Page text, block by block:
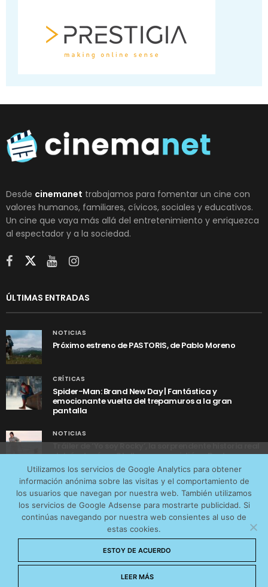
Desde cinemanet trabajamos para fomentar un cine con
valores humanos, familiares, cívicos, sociales y educativos.
Un cine que vaya más allá del entretenimiento y enriquezca
al espectador y a la sociedad.
ÚLTIMAS ENTRADAS
NOTICIAS
Próximo estreno de PASTORIS, de Pablo Moreno
CRÍTICAS
Spider-Man: Brand New Day | Fantástica y
emocionante vuelta del trepamuros a la gran
pantalla
NOTICIAS
Tráiler de ‘Yo soy Rocky’, la sorprendente historia real
detrás de cómo Stallone se convirtió en Rocky
AVISO LEGAL CONTACTO
POLÍTICA DE COOKIES
POLÍTICA DE PRIVACIDAD
© 2026 CinemaNet. Designed by
Utilizamos los servicios de Google Analytics para obtener
información anónima sobre las visitas y el comportamiento de
los usuarios que navegan por nuestra web. También utilizamos
los servicios de Google Adsense para mostrarte publicidad. Si
continúas navegando por nuestra web consientes al uso de
estas cookies.
ESTOY DE ACUERDO
LEER MÁS
tráfico web que recibimos y conocer los servicios que
más os interesan. Puede cambiar las preferencias y
obtener más información sobre las cookies que
utilizamos en nuestra Política de cookies
Aceptar cookies
No permitir cookies